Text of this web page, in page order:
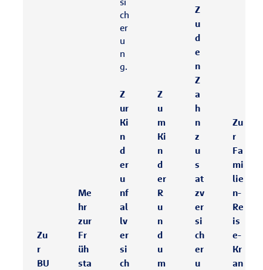
Zu
r
BU
Me
hr
zur
Fr
üh
sta
ch
er
u
n
g.
Z
ur
Ki
n
d
er
u
nf
al
lv
er
si
ch
Z
u
m
Ki
n
d
er
R
u
n
d
u
m
Z
u
d
e
n
Z
a
h
n
z
u
s
at
zv
er
si
ch
er
u
Zu
r
Fa
mi
lie
n-
Re
is
e-
Kr
an